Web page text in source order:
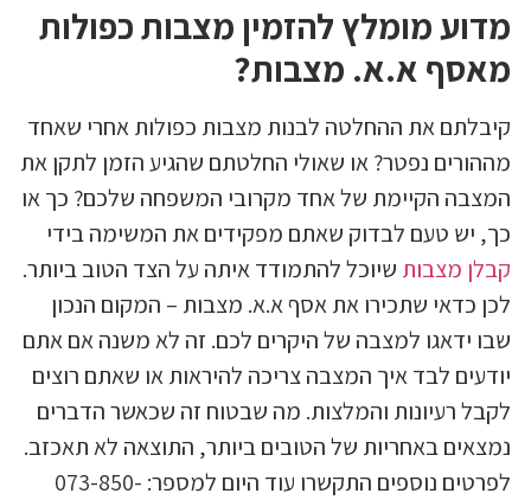
מדוע מומלץ להזמין מצבות כפולות
מאסף א.א. מצבות?
קיבלתם את ההחלטה לבנות מצבות כפולות אחרי שאחד
מההורים נפטר? או שאולי החלטתם שהגיע הזמן לתקן את
המצבה הקיימת של אחד מקרובי המשפחה שלכם? כך או
כך, יש טעם לבדוק שאתם מפקידים את המשימה בידי
קבלן מצבות שיוכל להתמודד איתה על הצד הטוב ביותר.
לכן כדאי שתכירו את אסף א.א. מצבות – המקום הנכון
שבו ידאגו למצבה של היקרים לכם. זה לא משנה אם אתם
יודעים לבד איך המצבה צריכה להיראות או שאתם רוצים
לקבל רעיונות והמלצות. מה שבטוח זה שכאשר הדברים
נמצאים באחריות של הטובים ביותר, התוצאה לא תאכזב.
לפרטים נוספים התקשרו עוד היום למספר: 073-850-